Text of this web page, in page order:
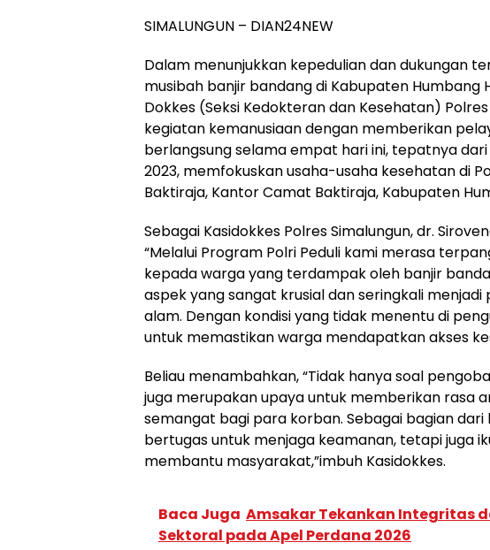
SIMALUNGUN – DIAN24NEW
Dalam menunjukkan kepedulian dan dukungan
musibah banjir bandang di Kabupaten Humbang
Dokkes (Seksi Kedokteran dan Kesehatan)
kegiatan kemanusiaan dengan memberikan
berlangsung selama empat hari ini, tepatnya
2023, memfokuskan usaha-usaha kesehatan di
Baktiraja, Kantor Camat Baktiraja, Kabupaten
Sebagai Kasidokkes Polres Simalungun, dr.
“Melalui Program Polri Peduli kami merasa
kepada warga yang terdampak oleh banjir
aspek yang sangat krusial dan seringkali
alam. Dengan kondisi yang tidak menentu di
untuk memastikan warga mendapatkan akses
Beliau menambahkan, “Tidak hanya soal
juga merupakan upaya untuk memberikan rasa
semangat bagi para korban. Sebagai bagian dari
bertugas untuk menjaga keamanan, tetapi juga
membantu masyarakat,”imbuh Kasidokkes.
Baca Juga Amsakar Tekankan Integritas
Sektoral pada Apel Perdana 2026